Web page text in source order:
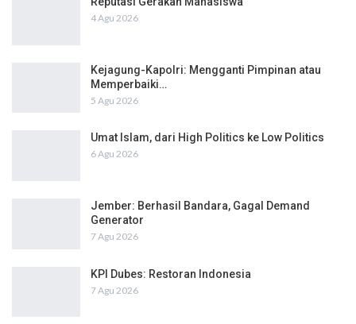
4 Agu 2026
Kejagung-Kapolri: Mengganti Pimpinan atau
Memperbaiki…
5 Agu 2026
Umat Islam, dari High Politics ke Low Politics
6 Agu 2026
Jember: Berhasil Bandara, Gagal Demand
Generator
7 Agu 2026
KPI Dubes: Restoran Indonesia
7 Agu 2026